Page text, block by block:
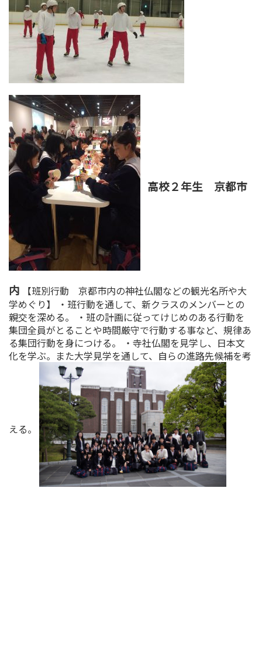
高校２年生 京都市
内 【班別行動 京都市内の神社仏閣などの観光名所や大
学めぐり】 ・班行動を通して、新クラスのメンバーとの
親交を深める。 ・班の計画に従ってけじめのある行動を
集団全員がとることや時間厳守で行動する事など、規律あ
る集団行動を身につける。 ・寺社仏閣を見学し、日本文
化を学ぶ。また大学見学を通して、自らの進路先候補を考
える。